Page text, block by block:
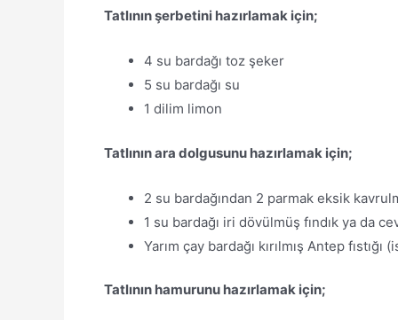
Tatlının şerbetini hazırlamak için;
4 su bardağı toz şeker
5 su bardağı su
1 dilim limon
Tatlının ara dolgusunu hazırlamak için;
2 su bardağından 2 parmak eksik
1 su bardağı iri dövülmüş fındık ya da
Yarım çay bardağı kırılmış Antep fıstığı
Tatlının hamurunu hazırlamak için;